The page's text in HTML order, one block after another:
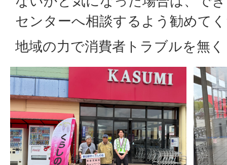
センターへ相談するよう勧めて
地域の力で消費者トラブルを無